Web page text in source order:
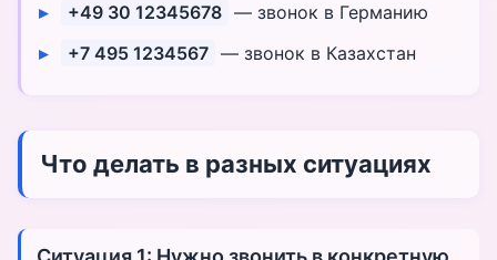
+49 30 12345678 — звонок в Германию
+7 495 1234567 — звонок в Казахстан
Что делать в разных ситуациях